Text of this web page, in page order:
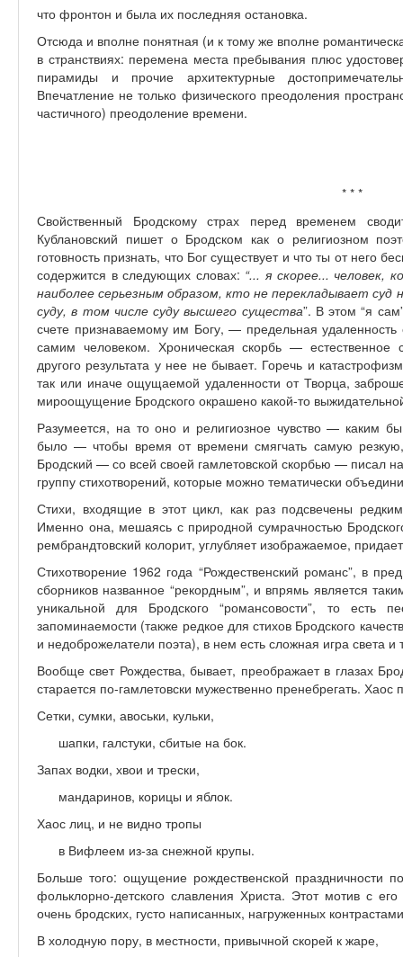
что фронтон и была их последняя остановка.
Отсюда и вполне понятная (и к тому же вполне
в странствиях: перемена места пребывания плюс
пирамиды и прочие архитектурные
Впечатление не только физического преодоления
частичного) преодоление времени.
* * *
Свойственный Бродскому страх перед временем
Кублановский пишет о Бродском как о религиозном
готовность признать, что Бог существует и что ты от него
содержится в следующих словах: “... я скорее... человек,
наиболее серьезным образом, кто не перекладывает суд
суду, в том числе суду высшего существа”. В этом “я
счете признаваемому им Богу, — предельная
самим человеком. Хроническая скорбь — естественное
другого результата у нее не бывает. Горечь и
так или иначе ощущаемой удаленности от Творца,
мироощущение Бродского окрашено какой-то
Разумеется, на то оно и религиозное чувство — каким
было — чтобы время от времени смягчать самую
Бродский — со всей своей гамлетовской скорбью — писал
группу стихотворений, которые можно тематически
Стихи, входящие в этот цикл, как раз подсвечены
Именно она, мешаясь с природной сумрачностью
рембрандтовский колорит, углубляет изображаемое,
Стихотворение 1962 года “Рождественский романс”, в
сборников названное “рекордным”, и впрямь является
уникальной для Бродского “романсовости”, то есть
запоминаемости (также редкое для стихов Бродского
и недоброжелатели поэта), в нем есть сложная игра света и
Вообще свет Рождества, бывает, преображает в глазах
старается по-гамлетовски мужественно пренебрегать.
Сетки, сумки, авоськи, кульки,
шапки, галстуки, сбитые на бок.
Запах водки, хвои и трески,
мандаринов, корицы и яблок.
Хаос лиц, и не видно тропы
в Вифлеем из-за снежной крупы.
Больше того: ощущение рождественской праздничности
фольклорно-детского славления Христа. Этот мотив с
очень бродских, густо написанных, нагруженных
В холодную пору, в местности, привычной скорей к жаре,